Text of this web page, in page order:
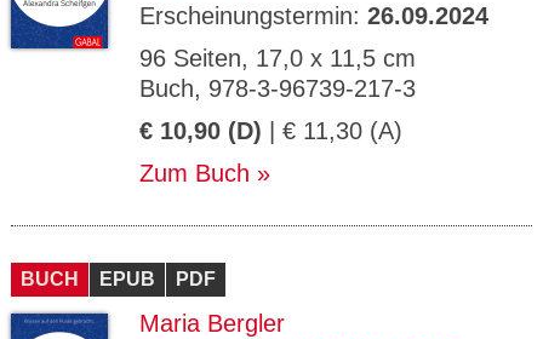
Erscheinungstermin: 26.09.2024
96 Seiten, 17,0 x 11,5 cm
Buch, 978-3-96739-217-3
€ 10,90 (D) | € 11,30 (A)
Zum Buch
BUCH EPUB PDF
Maria Bergler